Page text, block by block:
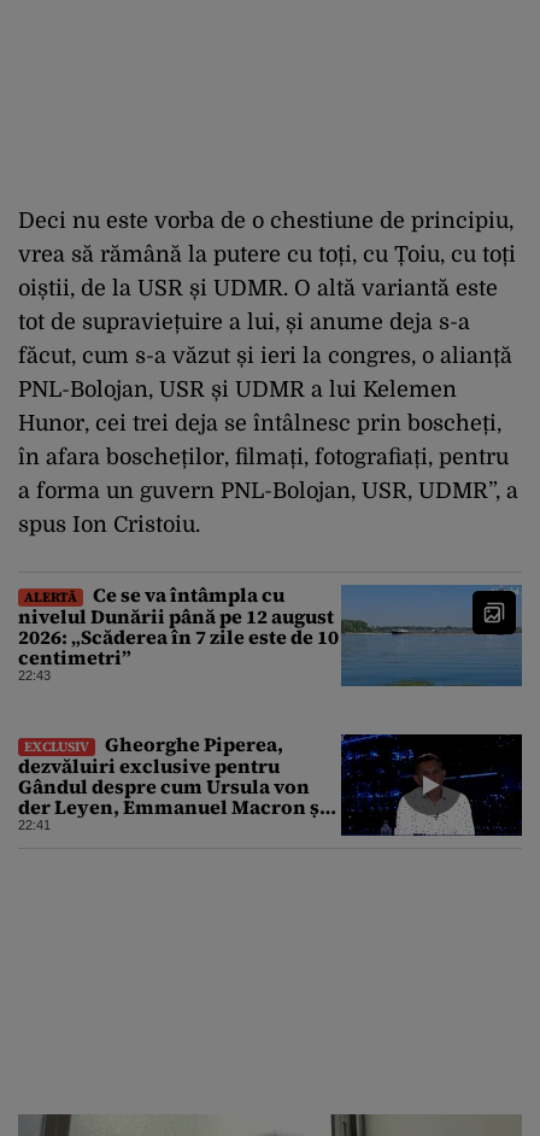
Deci nu este vorba de o chestiune de principiu,
vrea să rămână la putere cu toți, cu Țoiu, cu toți
oiștii, de la USR și UDMR. O altă variantă este
tot de supraviețuire a lui, și anume deja s-a
făcut, cum s-a văzut și ieri la congres, o alianță
PNL-Bolojan, USR și UDMR a lui Kelemen
Hunor, cei trei deja se întâlnesc prin boscheți,
în afara boscheților, filmați, fotografiați, pentru
a forma un guvern PNL-Bolojan, USR, UDMR”, a
spus Ion Cristoiu.
ALERTĂ
Ce se va întâmpla cu
nivelul Dunării până pe 12 august
2026: „Scăderea în 7 zile este de 10
centimetri”
22:43
EXCLUSIV
Gheorghe Piperea,
dezvăluiri exclusive pentru
Gândul despre cum Ursula von
der Leyen, Emmanuel Macron și
Zelenski plănuiesc pe Signal să îl
22:41